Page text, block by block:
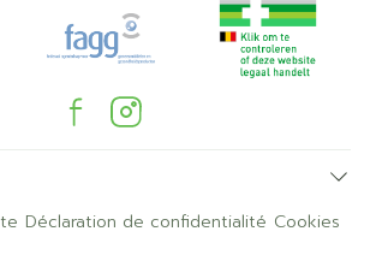
Déclaration de confidentialité Cookies